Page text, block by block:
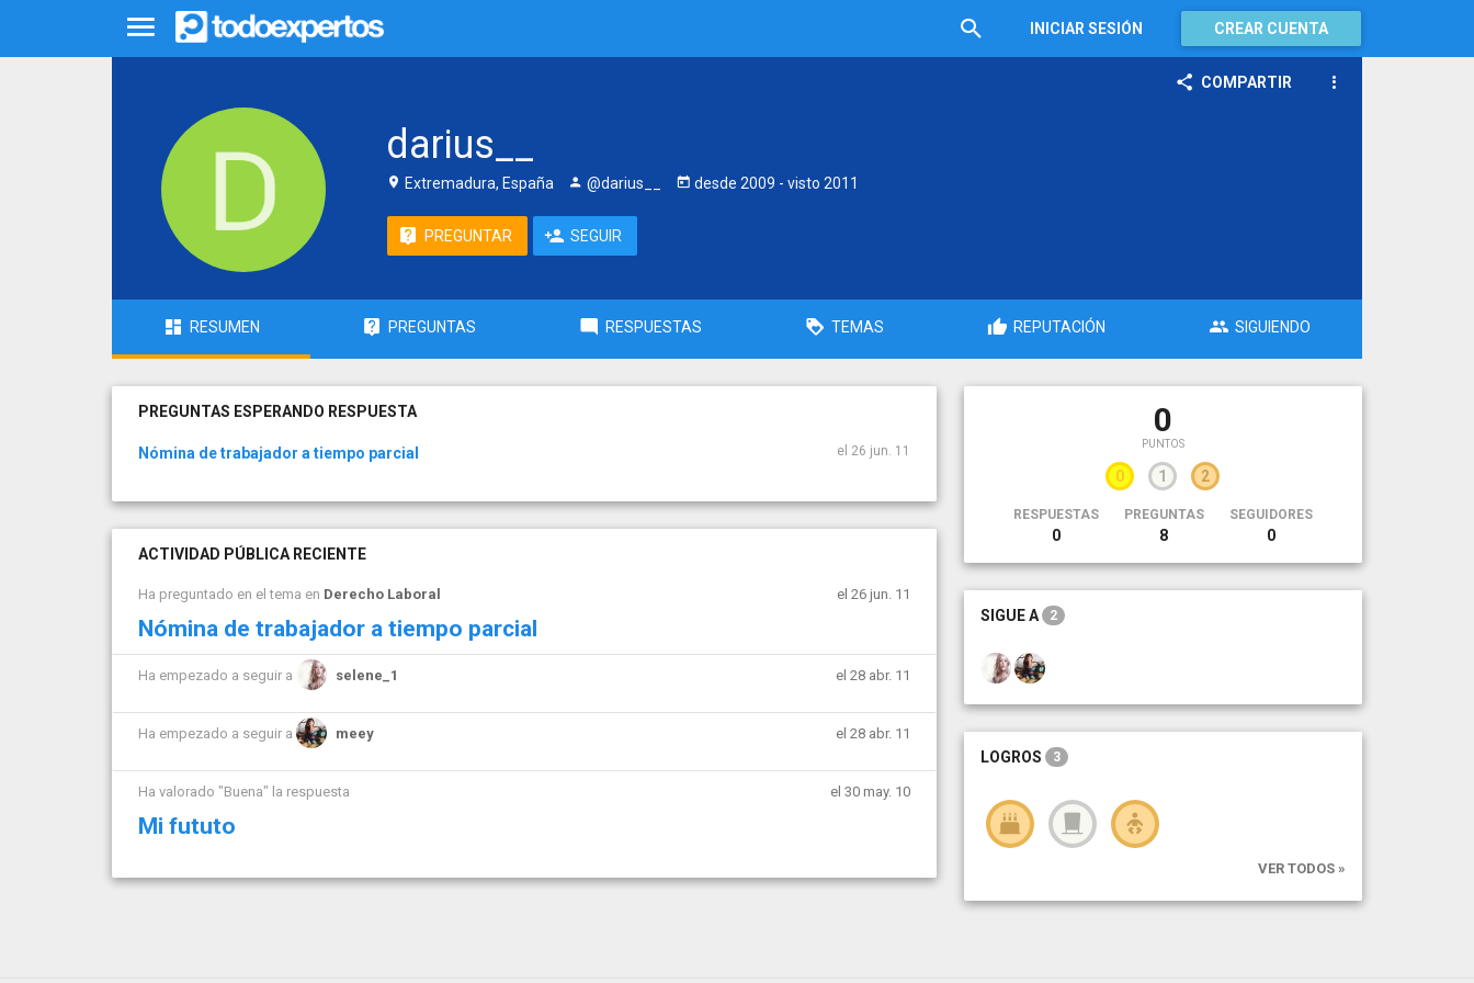
INICIAR SESIÓN CREAR CUENTA
COMPARTIR
darius__
Extremadura, España @darius__ desde 2009 - visto 2011
PREGUNTAR SEGUIR
RESUMEN PREGUNTAS RESPUESTAS TEMAS REPUTACIÓN SIGUIENDO
PREGUNTAS ESPERANDO RESPUESTA
Nómina de trabajador a tiempo parcial el 26 jun. 11
ACTIVIDAD PÚBLICA RECIENTE
Ha preguntado en el tema en Derecho Laboral el 26 jun. 11
Nómina de trabajador a tiempo parcial
Ha empezado a seguir a selene_1 el 28 abr. 11
Ha empezado a seguir a meey el 28 abr. 11
Ha valorado "Buena" la respuesta el 30 may. 10
Mi fututo
0
PUNTOS
0 1 2
RESPUESTAS
0
PREGUNTAS
8
SEGUIDORES
0
SIGUE A 2
LOGROS 3
VER TODOS »